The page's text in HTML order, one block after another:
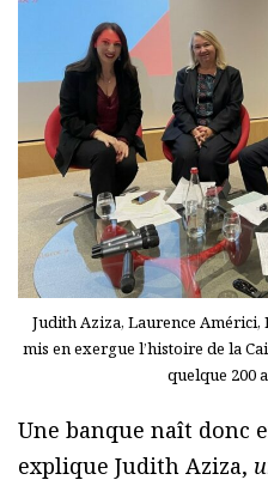
Judith Aziza, Laurence Américi,
mis en exergue l’histoire de la
quelque 200
Une banque naît donc
explique Judith Aziza,